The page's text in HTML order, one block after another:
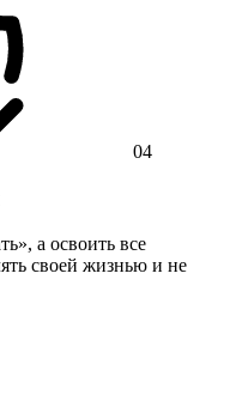
04
а освоить все
своей жизнью и не